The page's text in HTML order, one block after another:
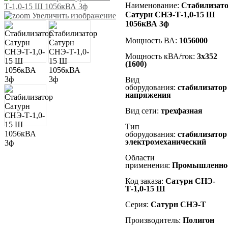
Увеличить изображение
Наименование:
Сатурн СНЭ-Т-1,0-15 Ш
1056кВА 3ф
Мощность ВА: 1056000
Мощность кВА/ток: 3х352
(1600)
Вид
оборудования: стабилизатор
напряжения
Вид сети: трехфазная
Тип
оборудования: стабилизатор
электромеханический
Области
применения:
Код заказа: Сатурн СНЭ-
Т-1,0-15 Ш
Серия: Сатурн СНЭ-Т
Производитель: Полигон